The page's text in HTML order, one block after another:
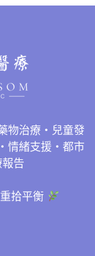
物治療・兒童發
情緒支援・都市
告
拾平衡